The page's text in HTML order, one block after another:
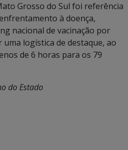
Grosso do Sul foi referência
à doença,
nacional de vacinação por
uma logística de destaque, ao
de 6 horas para os 79
do Estado